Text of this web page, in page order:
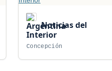
Noticias del
Interior
Concepción